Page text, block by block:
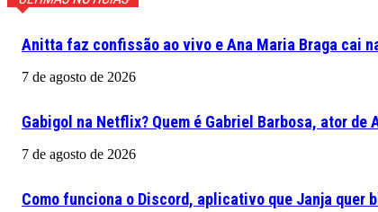
Anitta faz confissão ao vivo e Ana Maria Braga cai
7 de agosto de 2026
Gabigol na Netflix? Quem é Gabriel Barbosa, ator de
7 de agosto de 2026
Como funciona o Discord, aplicativo que Janja quer